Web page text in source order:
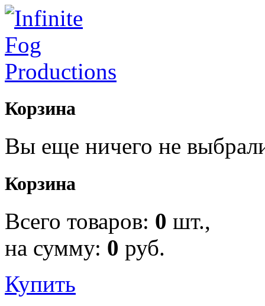
Корзина
Вы еще ничего не
Корзина
Всего товаров: 0 шт.,
на сумму: 0 руб.
Купить